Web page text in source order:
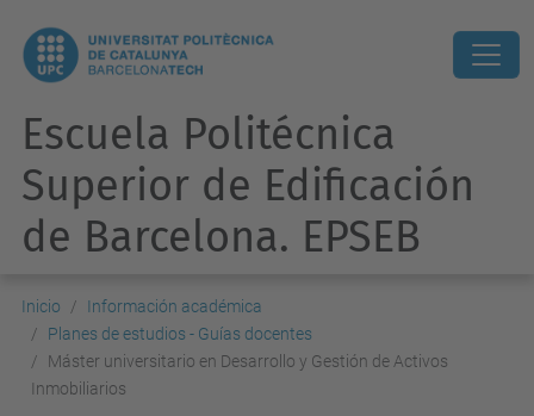
Escuela Politécnica
Superior de Edificación
de Barcelona. EPSEB
Inicio
Información académica
Planes de estudios - Guías docentes
Máster universitario en Desarrollo y Gestión de Activos
Inmobiliarios